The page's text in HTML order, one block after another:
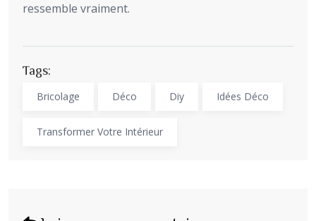
ressemble vraiment.
Tags:
Bricolage Déco Diy Idées Déco
Transformer Votre Intérieur